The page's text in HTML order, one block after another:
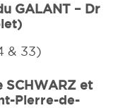
GALANT – Dr
& 33)
SCHWARZ et
Pierre-de-